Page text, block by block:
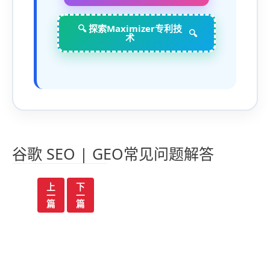
🔍 探索Maximizer专利技
术
谷歌 SEO | GEO常见问题解答
上
一
篇
下
一
篇